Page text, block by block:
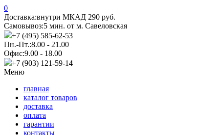
0
Доставка:внутри МКАД 290 руб.
Самовывоз:5 мин. от м. Савеловская
+7 (495) 585-62-53
Пн.-Пт.:8.00 - 21.00
Офис:9.00 - 18.00
+7 (903) 121-59-14
Меню
главная
каталог товаров
доставка
оплата
гарантии
контакты